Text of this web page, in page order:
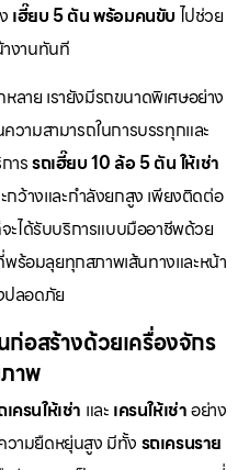
เฮี๊ยบ 5 ตัน พร้อมคนขับ ไปช่วย
งานทันที
ลาย เรายังมีรถขนาดพิเศษอย่าง
วามสามารถในการบรรทุกและ
ารรถเฮี๊ยบ 10 ล้อ 5 ตัน ให้เช่า
ว้างและกำลังยกสูง เพียงติดต่อ
ได้รับบริการแบบมืออาชีพด้วย
พร้อมลุยทุกสภาพเส้นทางและหน้า
ปลอดภัย
อสร้างด้วยเครื่องจักร
าพ
เครนให้เช่า และ เครนให้เช่าอย่าง
วามยืดหยุ่นสูง มีทั้ง รถเครนราย